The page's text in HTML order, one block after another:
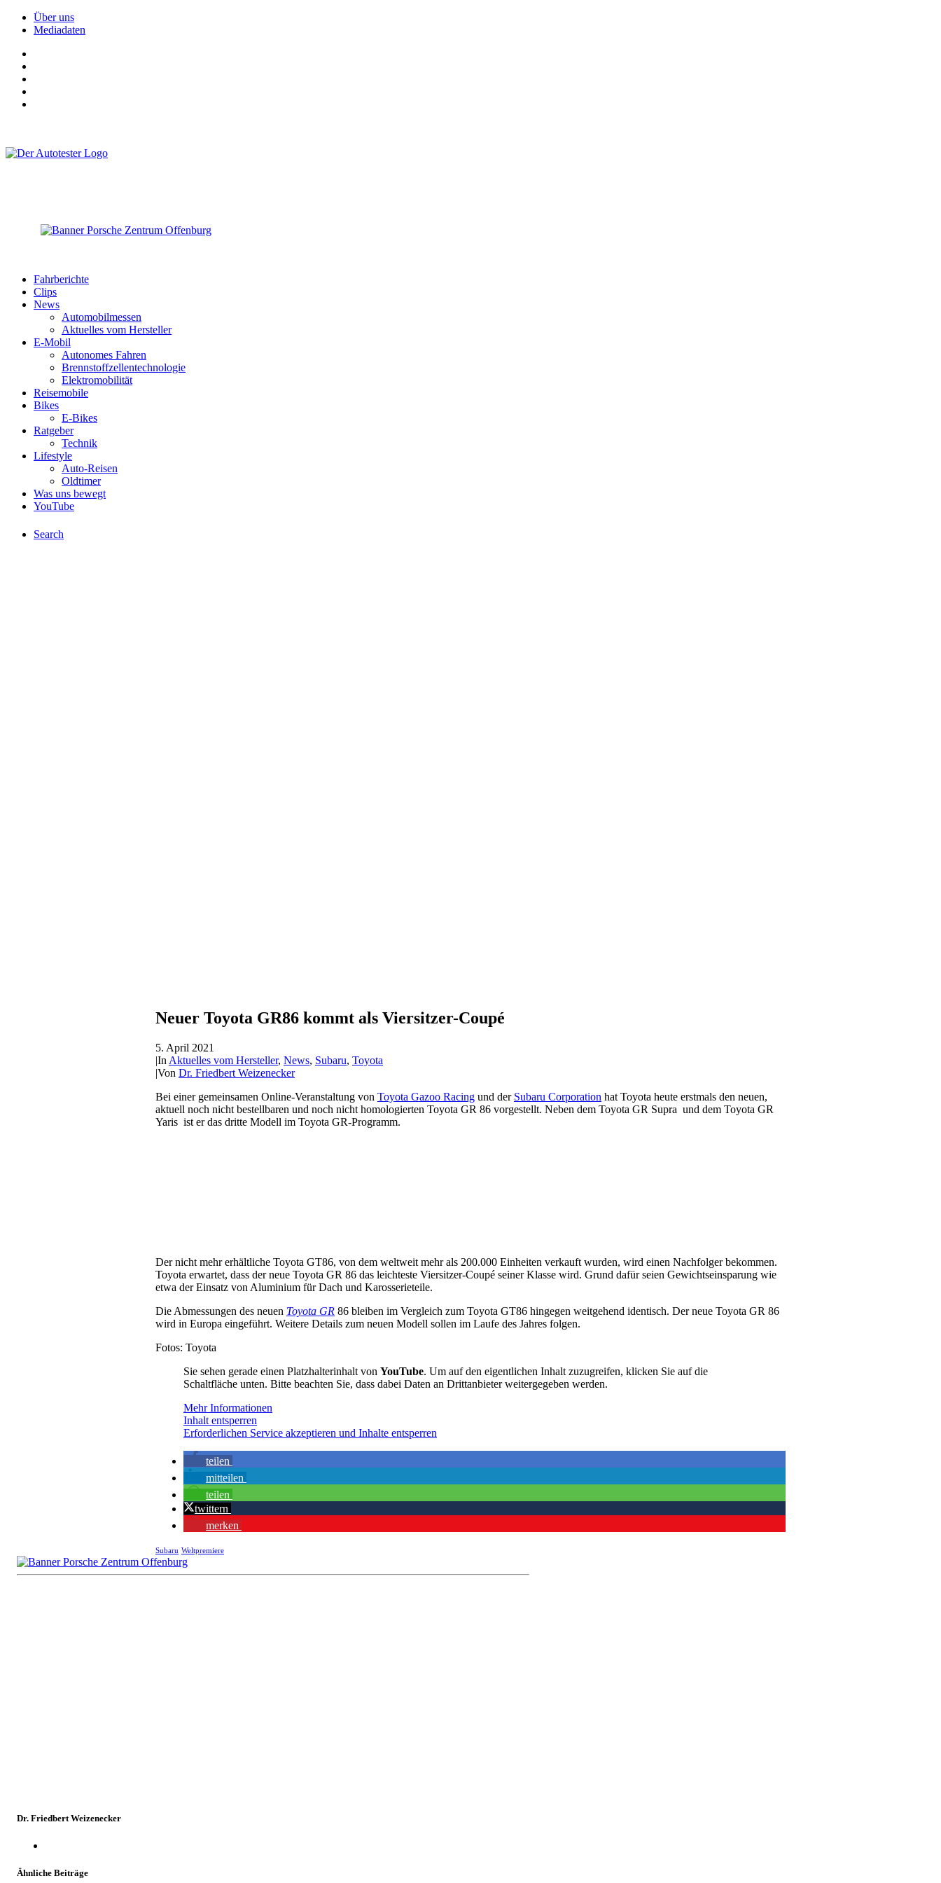
Über uns
Mediadaten
Fahrberichte
Clips
News
Automobilmessen
Aktuelles vom Hersteller
E-Mobil
Autonomes Fahren
Brennstoffzellentechnologie
Elektromobilität
Reisemobile
Bikes
E-Bikes
Ratgeber
Technik
Lifestyle
Auto-Reisen
Oldtimer
Was uns bewegt
YouTube
Search
Neuer Toyota GR86 kommt als Viersitzer-Coupé
5. April 2021
|In Aktuelles vom Hersteller, News, Subaru, Toyota
|Von Dr. Friedbert Weizenecker
Bei einer gemeinsamen Online-Veranstaltung von Toyota Gazoo Racing und der Subaru Corporation hat Toyota heute erstmals den neuen,
aktuell noch nicht bestellbaren und noch nicht homologierten Toyota GR 86 vorgestellt. Neben dem Toyota GR Supra und dem Toyota GR
Yaris ist er das dritte Modell im Toyota GR-Programm.
Der nicht mehr erhältliche Toyota GT86, von dem weltweit mehr als 200.000 Einheiten verkauft wurden, wird einen Nachfolger bekommen.
Toyota erwartet, dass der neue Toyota GR 86 das leichteste Viersitzer-Coupé seiner Klasse wird. Grund dafür seien Gewichtseinsparung wie
etwa der Einsatz von Aluminium für Dach und Karosserieteile.
Die Abmessungen des neuen Toyota GR 86 bleiben im Vergleich zum Toyota GT86 hingegen weitgehend identisch. Der neue Toyota GR 86
wird in Europa eingeführt. Weitere Details zum neuen Modell sollen im Laufe des Jahres folgen.
Fotos: Toyota
Sie sehen gerade einen Platzhalterinhalt von YouTube. Um auf den eigentlichen Inhalt zuzugreifen, klicken Sie auf die
Schaltfläche unten. Bitte beachten Sie, dass dabei Daten an Drittanbieter weitergegeben werden.
Mehr Informationen
Inhalt entsperren
Erforderlichen Service akzeptieren und Inhalte entsperren
teilen
mitteilen
teilen
twittern
merken
Subaru Weltpremiere
Dr. Friedbert Weizenecker
Ähnliche Beiträge